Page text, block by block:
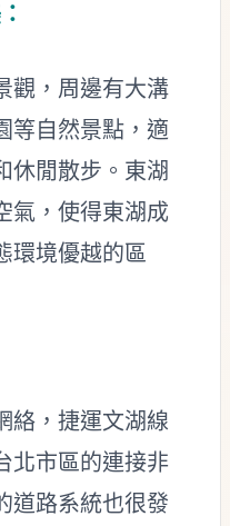
觀，周邊有大溝
等自然景點，適
休閒散步。東湖
氣，使得東湖成
環境優越的區
絡，捷運文湖線
北市區的連接非
道路系統也很發